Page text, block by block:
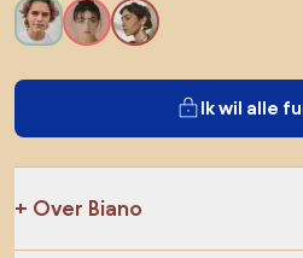
Ik wil alle
Over Biano